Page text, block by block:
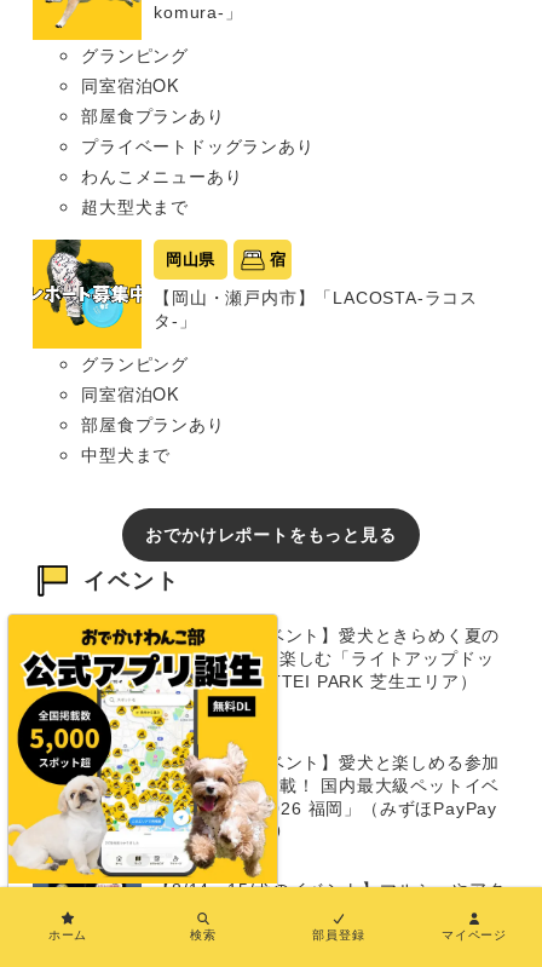
komura-」
グランピング
同室宿泊OK
部屋食プランあり
プライベートドッグランあり
わんこメニューあり
超大型犬まで
岡山県 宿
【岡山・瀬戸内市】「LACOSTA-ラコス
タ-」
グランピング
同室宿泊OK
部屋食プランあり
中型犬まで
おでかけレポートをもっと見る
イベント
【兵庫/犬のイベント】愛犬ときらめく夏の
ナイトタイムを楽しむ「ライトアップドッ
グラン」（TOTTEI PARK 芝生エリア）
8/14〜16
【福岡/犬のイベント】愛犬と楽しめる参加
型イベントが満載！ 国内最大級ペットイベ
ント「Pet博 2026 福岡」（みずほPayPay
ドーム）8/8～9
【8/14～15/犬のイベント】マルシェやアク
ティビティも！ 河川敷で夕涼み「犬市場夜
市 2026」（岡崎城公園乙川河川緑地）8/14
ホーム 検索 部員登録 マイページ